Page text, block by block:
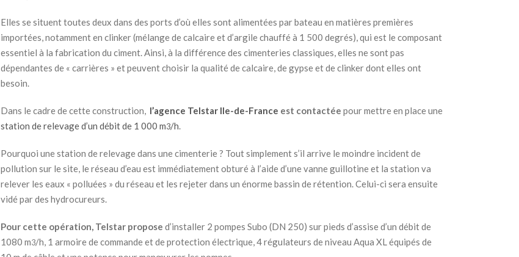
Elles se situent toutes deux dans des ports d’où elles sont alimentées par bateau en matières premières
importées, notamment en clinker (mélange de calcaire et d’argile chauffé à 1 500 degrés), qui est le composant
essentiel à la fabrication du ciment. Ainsi, à la différence des cimenteries classiques, elles ne sont pas
dépendantes de « carrières » et peuvent choisir la qualité de calcaire, de gypse et de clinker dont elles ont
besoin.
Dans le cadre de cette construction, l’agence Telstar Ile-de-France est contactée pour mettre en place une
station de relevage d’un débit de 1 000 m3/h.
Pourquoi une station de relevage dans une cimenterie ? Tout simplement s’il arrive le moindre incident de
pollution sur le site, le réseau d’eau est immédiatement obturé à l’aide d’une vanne guillotine et la station va
relever les eaux « polluées » du réseau et les rejeter dans un énorme bassin de rétention. Celui-ci sera ensuite
vidé par des hydrocureurs.
Pour cette opération, Telstar propose d’installer 2 pompes Subo (DN 250) sur pieds d’assise d’un débit de
1080 m3/h, 1 armoire de commande et de protection électrique, 4 régulateurs de niveau Aqua XL équipés de